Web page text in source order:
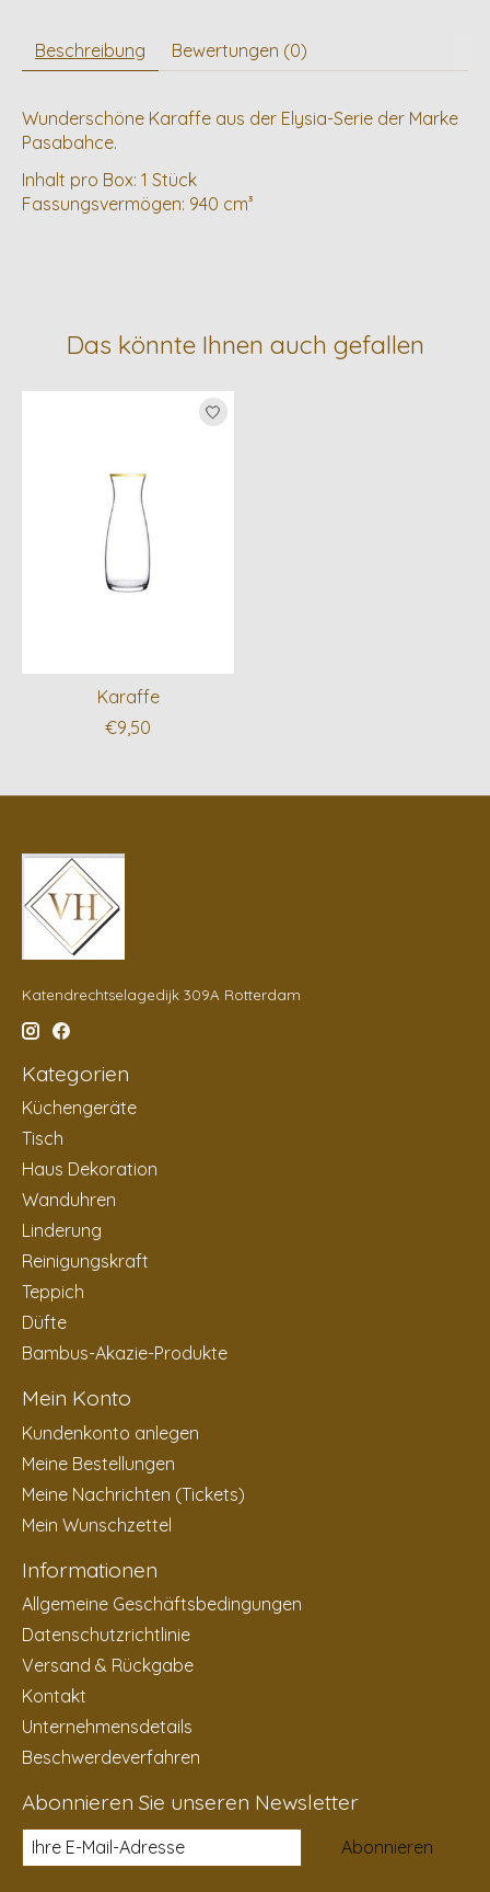
Beschreibung Bewertungen (0)
Wunderschöne Karaffe aus der Elysia-Serie der Marke
Pasabahce.
Inhalt pro Box: 1 Stück
Fassungsvermögen: 940 cm³
Das könnte Ihnen auch gefallen
Produkt-Karussell-Artikel
Karaffe
€9,50
Katendrechtselagedijk 309A Rotterdam
Kategorien
Küchengeräte
Tisch
Haus Dekoration
Wanduhren
Linderung
Reinigungskraft
Teppich
Düfte
Bambus-Akazie-Produkte
Mein Konto
Kundenkonto anlegen
Meine Bestellungen
Meine Nachrichten (Tickets)
Mein Wunschzettel
Informationen
Allgemeine Geschäftsbedingungen
Datenschutzrichtlinie
Versand & Rückgabe
Kontakt
Unternehmensdetails
Beschwerdeverfahren
Abonnieren Sie unseren Newsletter
Abonnieren